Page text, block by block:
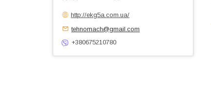
http://ekg5a.com.ua/
tehnomach@gmail.com
+380675210780